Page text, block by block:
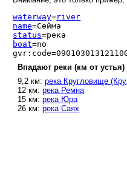
waterway=river
name=Сейма
status=река
boat=no
Впадают реки (км от устья)
9,2 км:река Кругловище
12 км:река Ремна
15 км:река Юра
26 км:река Саях